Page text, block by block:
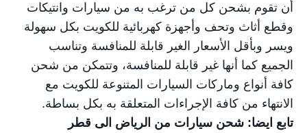
أن تقوم بشحن كل من ترغب به من سيارات وانتيكات
وقطع أثاث وتحف وأجهزة كهربائية للكويت بكل سهولة
ويسر وبأقل الأسعار الغير قابلة للمنافسة وتناسب
الجميع كما أنها غير قابلة للمنافسة، وتتمكن من شحن
كافة أنواع وماركات السيارات المتنوعة للكويت مع
الانتهاء من كافة الإجراءات المتعلقة به بكل بساطة.
تابع ايضا: شحن سيارات من الرياض الى قطر